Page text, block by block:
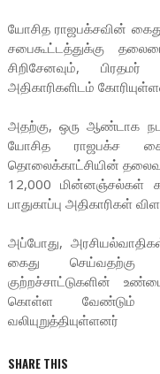
யோசித ராஜபக்சவின்
சபைகூட்டத்துக்கு
சிறிசேனவும், பிரதமர்
அதிகாரிகளிடம்
அதற்கு, ஒரு ஆண்டாக
யோசித ராஜபக்ச
தொலைக்காட்சியின்
12,000 மின்னஞ்சல்கள்
பாதுகாப்பு அதிகாரிகள்
அப்போது,
கைது செய்வதற்கு
குற்றச்சாட்டுகளின்
கொள்ள வேண்டும்
வலியுறுத்தியுள்ளனர்
SHARE THIS